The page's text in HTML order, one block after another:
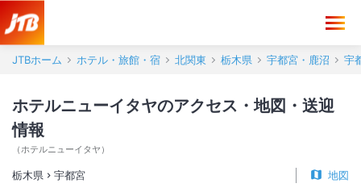
JTBホーム ホテル・旅館・宿 北関東 栃木県 宇都宮・鹿沼 宇
ホテルニューイタヤのアクセス・地図・送迎
情報
（ホテルニューイタヤ ）
栃木県 宇都宮 地図